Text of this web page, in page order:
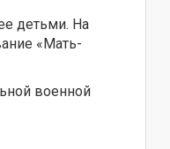
детьми. На
«Мать-
военной